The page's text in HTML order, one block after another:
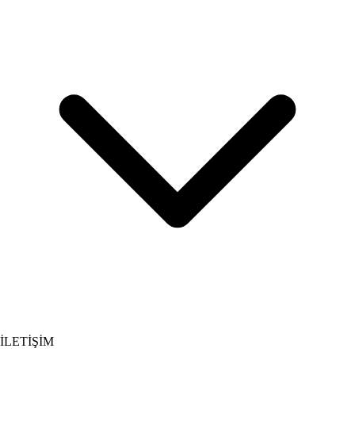
İLETİŞİM